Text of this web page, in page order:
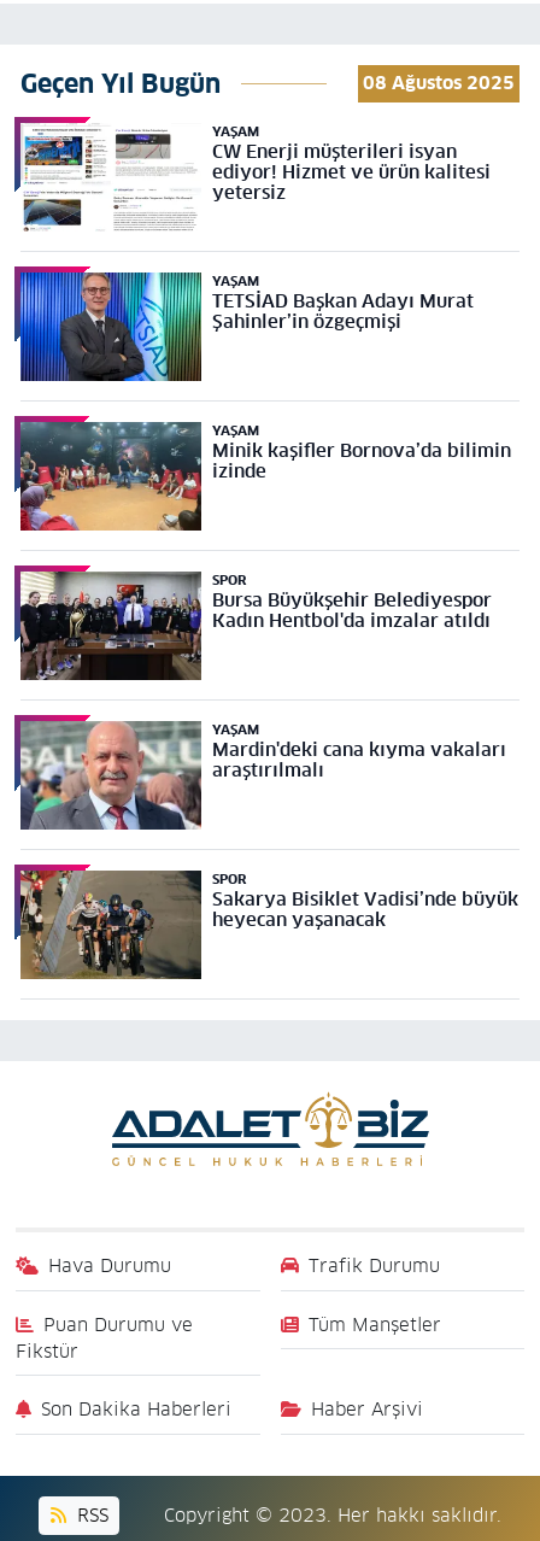
Geçen Yıl Bugün 08 Ağustos 2025
YAŞAM
CW Enerji müşterileri isyan
ediyor! Hizmet ve ürün kalitesi
yetersiz
YAŞAM
TETSİAD Başkan Adayı Murat
Şahinler’in özgeçmişi
YAŞAM
Minik kaşifler Bornova’da bilimin
izinde
SPOR
Bursa Büyükşehir Belediyespor
Kadın Hentbol'da imzalar atıldı
YAŞAM
Mardin'deki cana kıyma vakaları
araştırılmalı
SPOR
Sakarya Bisiklet Vadisi’nde büyük
heyecan yaşanacak
Hava Durumu Trafik Durumu
Puan Durumu ve
Fikstür
Tüm Manşetler
Son Dakika Haberleri Haber Arşivi
RSS Copyright © 2023. Her hakkı saklıdır.